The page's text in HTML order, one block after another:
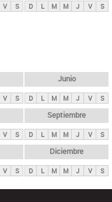
V S D L M M J V S
V S
Junio
D L M M J V S
V S
Septiembre
D L M M J V S
V S
Diciembre
D L M M J V S